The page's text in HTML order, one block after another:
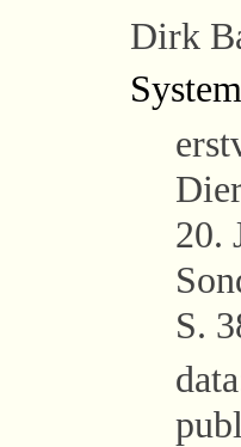
Dirk
System
20.
S.